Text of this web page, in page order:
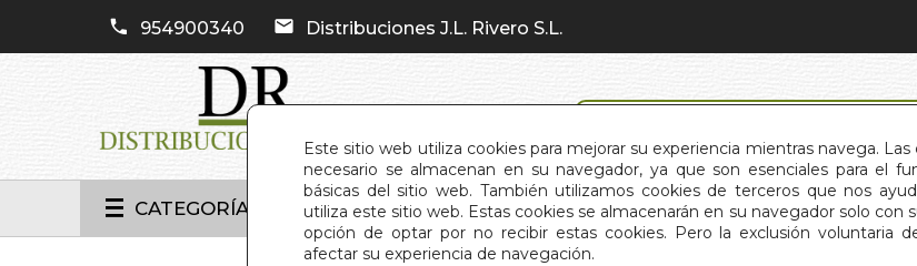
Este sitio web utiliza cookies para mejorar su experiencia mientras navega.
necesario se almacenan en su navegador, ya que son esenciales para el
básicas del sitio web. También utilizamos cookies de terceros que nos
utiliza este sitio web. Estas cookies se almacenarán en su navegador solo con
opción de optar por no recibir estas cookies. Pero la exclusión voluntaria
afectar su experiencia de navegación.
954900340 Distribuciones J.L. Rivero S.L.
CATEGORÍAS INICIO QUIÉNES SOMOS